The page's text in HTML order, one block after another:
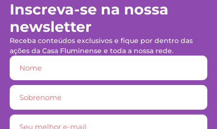
Inscreva-se na nossa
newsletter
Receba conteúdos exclusivos e fique por dentro das
ações da Casa Fluminense e toda a nossa rede.